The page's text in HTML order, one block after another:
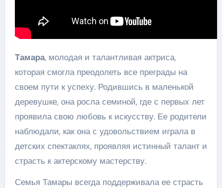
Тамара, молодая и талантливая актриса,
которая смогла преодолеть все преграды на
своем пути к успеху. Родившись в маленькой
деревушке, она росла семиной, где с первых лет
проявила свою любовь к искусству. Ее родители
наблюдали, как она с удовольствием играла в
детских спектаклях, проявляя истинный талант и
страсть к актерскому мастерству.
Семья Тамары всегда поддерживала ее страсть